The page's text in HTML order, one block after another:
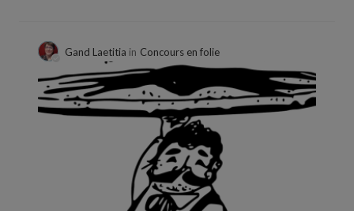
Gand Laetitia in Concours en folie